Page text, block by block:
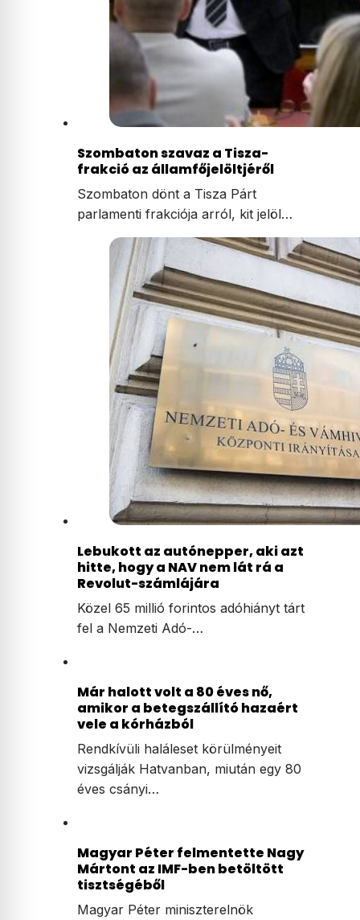
Szombaton szavaz a Tisza-
frakció az államfőjelöltjéről
Szombaton dönt a Tisza Párt
parlamenti frakciója arról, kit jelöl…
Lebukott az autónepper, aki azt
hitte, hogy a NAV nem lát rá a
Revolut-számlájára
Közel 65 millió forintos adóhiányt tárt
fel a Nemzeti Adó-…
Már halott volt a 80 éves nő,
amikor a betegszállító hazaért
vele a kórházból
Rendkívüli haláleset körülményeit
vizsgálják Hatvanban, miután egy 80
éves csányi…
Magyar Péter felmentette Nagy
Mártont az IMF-ben betöltött
tisztségéből
Magyar Péter miniszterelnök